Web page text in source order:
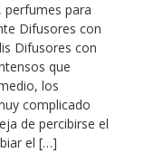
perfumes para
Difusores con
Difusores con
que
los
complicado
de percibirse el
el […]